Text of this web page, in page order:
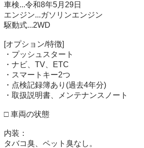
車検...令和8年5月29日
エンジン...ガソリンエンジン
駆動式...2WD
[オプション/特徴]
・プッシュスタート
・ナビ、TV、ETC
・スマートキー2つ
・点検記録簿あり(過去4年分)
・取扱説明書、メンテナンスノート
□ 車両の状態
内装：
タバコ臭、ペット臭なし。